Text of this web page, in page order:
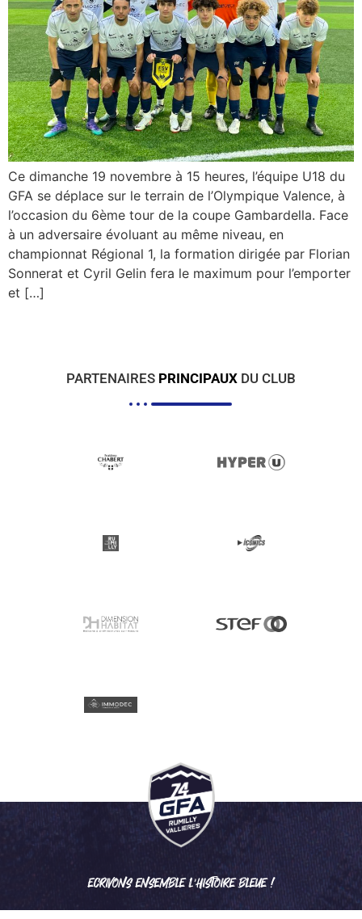
Ce dimanche 19 novembre à 15 heures, l’équipe U18 du
GFA se déplace sur le terrain de l’Olympique Valence, à
l’occasion du 6ème tour de la coupe Gambardella. Face
à un adversaire évoluant au même niveau, en
championnat Régional 1, la formation dirigée par Florian
Sonnerat et Cyril Gelin fera le maximum pour l’emporter
et […]
PARTENAIRES PRINCIPAUX DU CLUB
ECRIVONS ENSEMBLE L'HISTOIRE BLEUE !